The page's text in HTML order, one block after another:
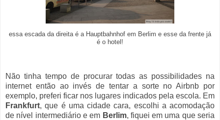
essa escada da direita é a Hauptbahnhof em Berlim e esse da frente já
é o hotel!
Não tinha tempo de procurar todas as possibilidades na
internet então ao invés de tentar a sorte no Airbnb por
exemplo, preferi ficar nos lugares indicados pela escola. Em
Frankfurt, que é uma cidade cara, escolhi a acomodação
de nível intermediário e em Berlim, fiquei em uma que seria